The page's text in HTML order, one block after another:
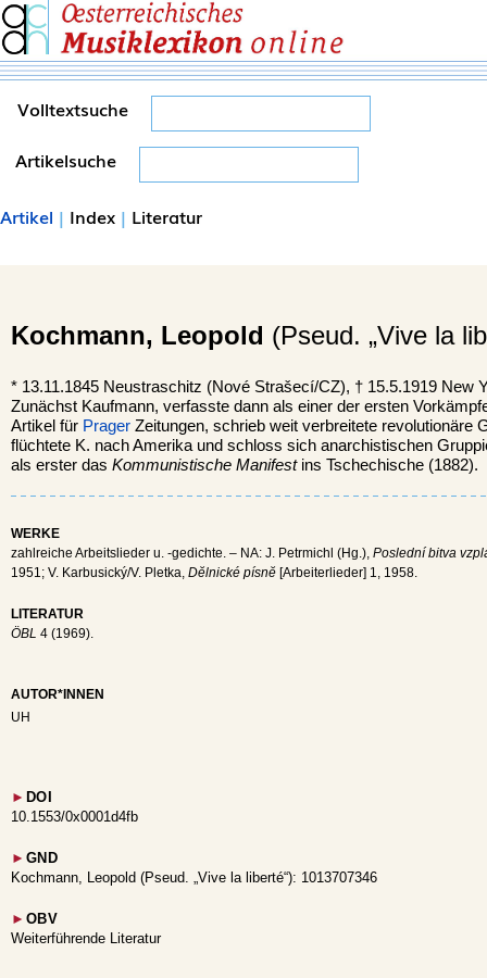
Volltextsuche
Artikelsuche
Artikel | Index | Literatur
Kochmann, Leopold (Pseud. „Vive la
* 13.11.1845 Neustraschitz (Nové Strašecí/CZ), † 15.5.1919 New
Zunächst Kaufmann, verfasste dann als einer der ersten
Artikel für Prager Zeitungen, schrieb weit verbreitete revolutionäre
flüchtete K. nach Amerika und schloss sich anarchistischen
als erster das Kommunistische Manifestins Tschechische (1882).
WERKE
zahlreiche Arbeitslieder u. -gedichte. – NA: J. Petrmichl (Hg.), Poslední bitva
1951; V. Karbusický/V. Pletka, Dĕlnické písnĕ [Arbeiterlieder] 1, 1958.
LITERATUR
ÖBL 4 (1969).
AUTOR*INNEN
UH
► DOI
10.1553/0x0001d4fb
► GND
Kochmann, Leopold (Pseud. „Vive la liberté“): 1013707346
► OBV
Weiterführende Literatur